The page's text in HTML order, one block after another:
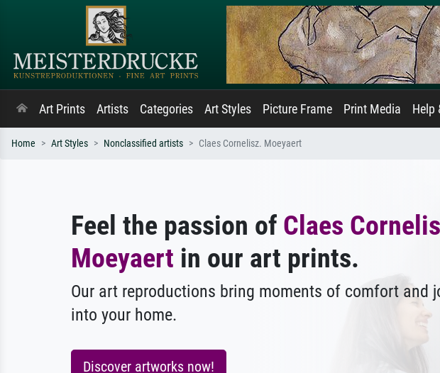
Art Prints Artists Categories Art Styles Picture Frame Print Media Help
Home Art Styles Nonclassified artists Claes Cornelisz. Moeyaert
Feel the passion of Claes
Moeyaert in our art prints.
Our art reproductions bring moments of comfort and
into your home.
Discover artworks now!